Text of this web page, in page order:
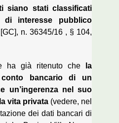
siano stati classificati
di interesse pubblico
[GC], n. 36345/16 , § 104,
ha già ritenuto che
la
conto bancario di un
un’ingerenza nel suo
vita privata (vedere, nel
dei dati bancari di